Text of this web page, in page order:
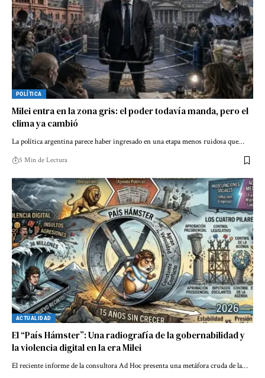
POLÍTICA
Milei entra en la zona gris: el poder todavía manda, pero el
clima ya cambió
La política argentina parece haber ingresado en una etapa menos ruidosa que…
5 Min de Lectura
ACTUALIDAD
El “País Hámster”: Una radiografía de la gobernabilidad y
la violencia digital en la era Milei
El reciente informe de la consultora Ad Hoc presenta una metáfora cruda de la…